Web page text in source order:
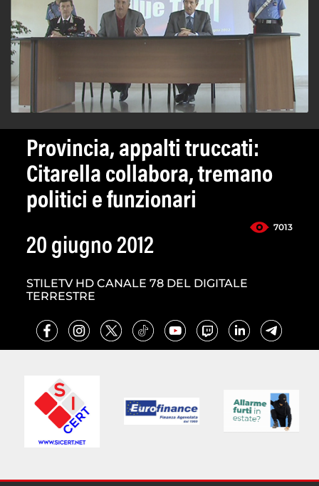
Provincia, appalti truccati:
Citarella collabora, tremano
politici e funzionari
7013
20 giugno 2012
STILETV HD CANALE 78 DEL DIGITALE
TERRESTRE